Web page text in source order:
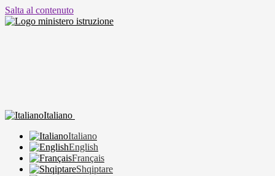
Salta al contenuto
Italiano
Italiano
English
Français
Shqiptare